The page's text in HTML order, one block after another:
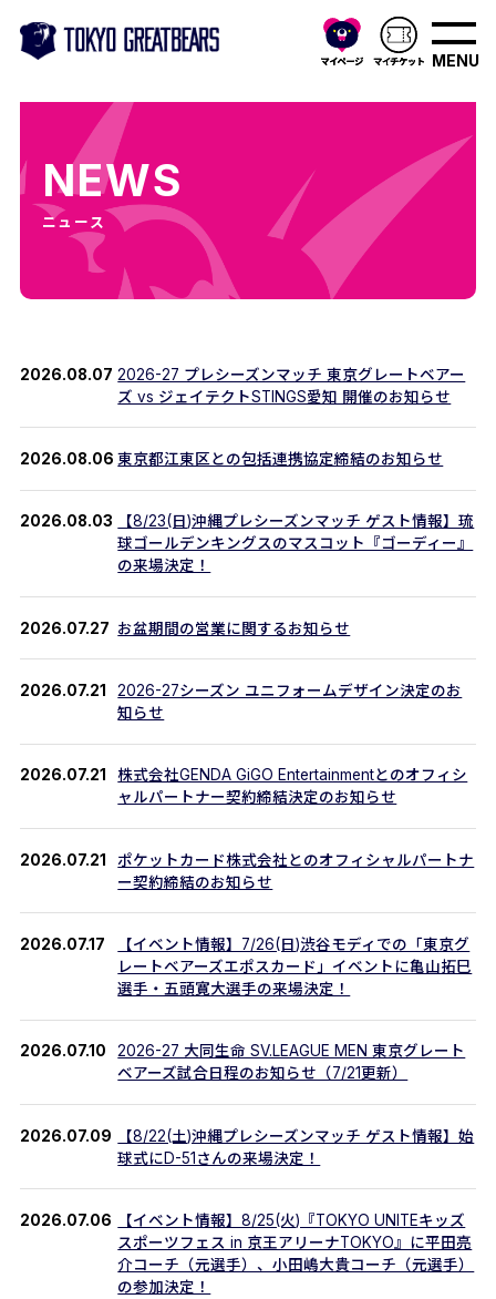
MENU
NEWS
ニュース
2026.08.07 2026-27 プレシーズンマッチ 東京グレートベアー
ズ vs ジェイテクトSTINGS愛知 開催のお知らせ
2026.08.06 東京都江東区との包括連携協定締結のお知らせ
2026.08.03
【8/23(日)沖縄プレシーズンマッチ ゲスト情報】琉
球ゴールデンキングスのマスコット『ゴーディー』
の来場決定！
2026.07.27 お盆期間の営業に関するお知らせ
2026.07.21
2026-27シーズン ユニフォームデザイン決定のお
知らせ
2026.07.21
株式会社GENDA GiGO Entertainmentとのオフィシ
ャルパートナー契約締結決定のお知らせ
2026.07.21
ポケットカード株式会社とのオフィシャルパートナ
ー契約締結のお知らせ
2026.07.17
【イベント情報】7/26(日)渋谷モディでの「東京グ
レートベアーズエポスカード」イベントに亀山拓巳
選手・五頭寛大選手の来場決定！
2026.07.10
2026-27 大同生命 SV.LEAGUE MEN 東京グレート
ベアーズ試合日程のお知らせ（7/21更新）
2026.07.09
【8/22(土)沖縄プレシーズンマッチ ゲスト情報】始
球式にD-51さんの来場決定！
2026.07.06
【イベント情報】8/25(火)『TOKYO UNITEキッズ
スポーツフェス in 京王アリーナTOKYO』に平田亮
介コーチ（元選手）、小田嶋大貴コーチ（元選手）
の参加決定！